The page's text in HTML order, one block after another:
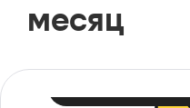
месяц